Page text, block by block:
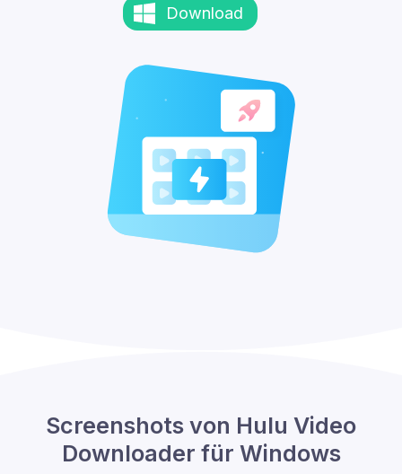
Download
Screenshots von Hulu Video
Downloader für Windows